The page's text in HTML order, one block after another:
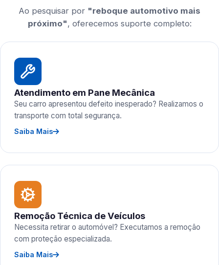
Ao pesquisar por "reboque automotivo mais
próximo", oferecemos suporte completo:
Atendimento em Pane Mecânica
Seu carro apresentou defeito inesperado? Realizamos o
transporte com total segurança.
Saiba Mais
Remoção Técnica de Veículos
Necessita retirar o automóvel? Executamos a remoção
com proteção especializada.
Saiba Mais